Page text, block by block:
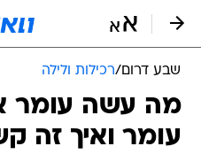
שבע דרום/רכילות ולילה
מה עשה עומר
עומר ואיך זה